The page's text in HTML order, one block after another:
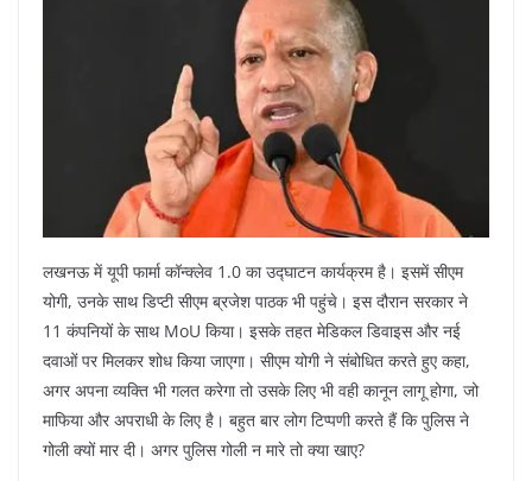
लखनऊ में यूपी फार्मा कॉन्क्लेव 1.0 का उद्घाटन कार्यक्रम है। इसमें सीएम
योगी, उनके साथ डिप्टी सीएम ब्रजेश पाठक भी पहुंचे। इस दौरान सरकार ने
11 कंपनियों के साथ MoU किया। इसके तहत मेडिकल डिवाइस और नई
दवाओं पर मिलकर शोध किया जाएगा। सीएम योगी ने संबोधित करते हुए कहा,
अगर अपना व्यक्ति भी गलत करेगा तो उसके लिए भी वही कानून लागू होगा, जो
माफिया और अपराधी के लिए है। बहुत बार लोग टिप्पणी करते हैं कि पुलिस ने
गोली क्यों मार दी। अगर पुलिस गोली न मारे तो क्या खाए?